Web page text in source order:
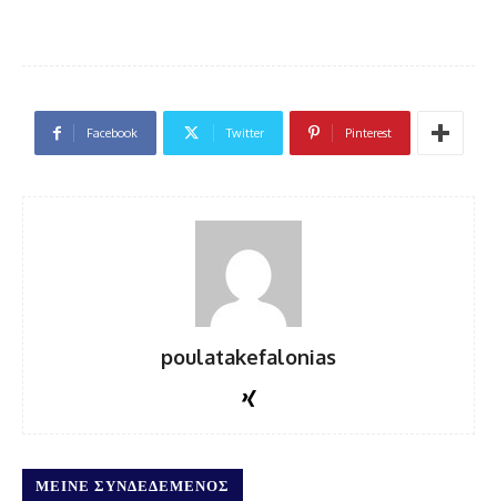
Facebook Twitter Pinterest
poulatakefalonias
ΜΕΊΝΕ ΣΥΝΔΕΔΕΜΈΝΟΣ